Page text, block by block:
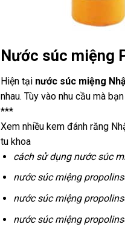
Nước súc miệng
Hiện tại nước súc miệng
nhau. Tùy vào nhu cầu mà
***
Xem nhiều kem đánh răng
tu khoa
cách sử dụng nước súc
nước súc miệng
nước súc miệng
nước súc miệng